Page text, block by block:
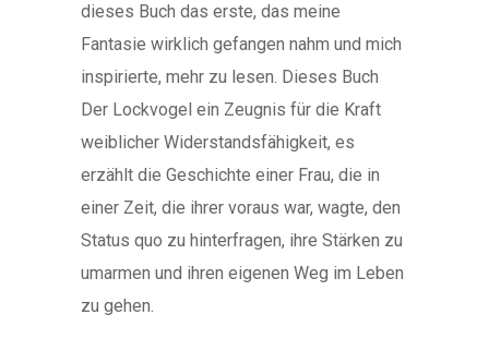
dieses Buch das erste, das meine
Fantasie wirklich gefangen nahm und mich
inspirierte, mehr zu lesen. Dieses Buch
Der Lockvogel ein Zeugnis für die Kraft
weiblicher Widerstandsfähigkeit, es
erzählt die Geschichte einer Frau, die in
einer Zeit, die ihrer voraus war, wagte, den
Status quo zu hinterfragen, ihre Stärken zu
umarmen und ihren eigenen Weg im Leben
zu gehen.